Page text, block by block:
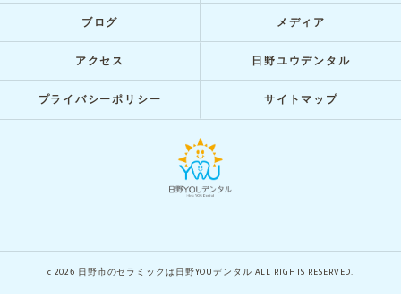
ブログ メディア
アクセス 日野ユウデンタル
プライバシーポリシー サイトマップ
c 2026 日野市のセラミックは日野YOUデンタル ALL RIGHTS RESERVED.